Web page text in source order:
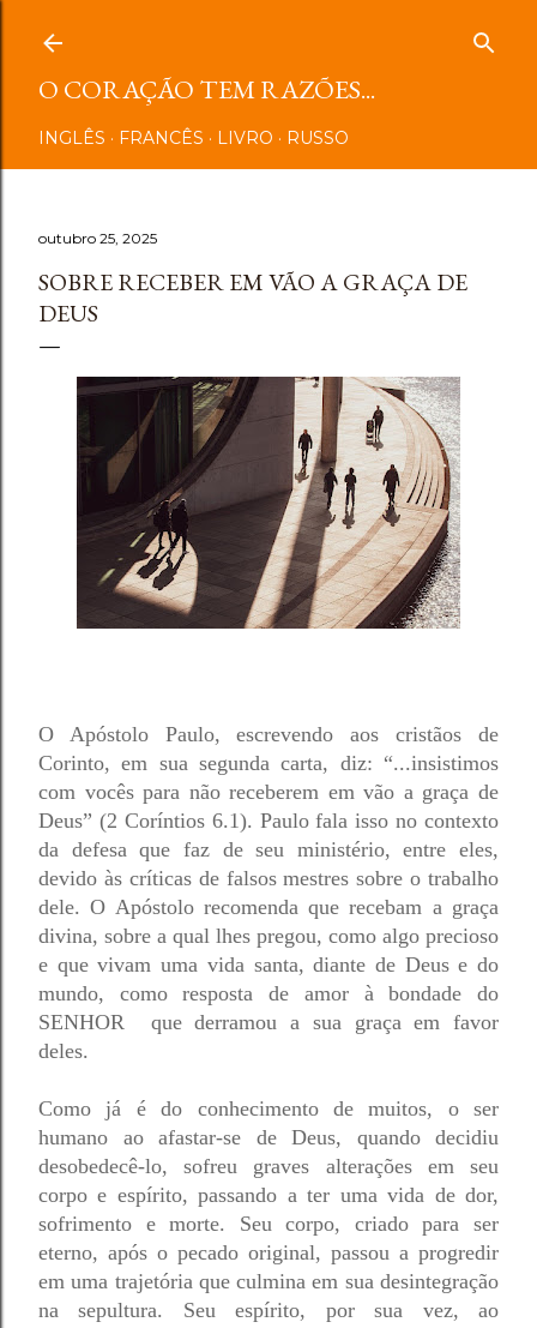
O CORAÇÃO TEM RAZÕES...
INGLÊS FRANCÊS LIVRO RUSSO
outubro 25, 2025
SOBRE RECEBER EM VÃO A GRAÇA DE
DEUS
O Apóstolo Paulo, escrevendo aos cristãos de
Corinto, em sua segunda carta, diz: “...insistimos
com vocês para não receberem em vão a graça de
Deus” (2 Coríntios 6.1). Paulo fala isso no contexto
da defesa que faz de seu ministério, entre eles,
devido às críticas de falsos mestres sobre o trabalho
dele. O Apóstolo recomenda que recebam a graça
divina, sobre a qual lhes pregou, como algo precioso
e que vivam uma vida santa, diante de Deus e do
mundo, como resposta de amor à bondade do
SENHOR  que derramou a sua graça em favor
deles.
Como já é do conhecimento de muitos, o ser
humano ao afastar-se de Deus, quando decidiu
desobedecê-lo, sofreu graves alterações em seu
corpo e espírito, passando a ter uma vida de dor,
sofrimento e morte. Seu corpo, criado para ser
eterno, após o pecado original, passou a progredir
em uma trajetória que culmina em sua desintegração
na sepultura. Seu espírito, por sua vez, ao